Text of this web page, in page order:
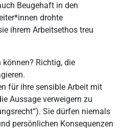
Beugehaft in den
drohte
ihrem Arbeitsethos treu
Richtig, die
für ihre sensible Arbeit mit
Aussage verweigern zu
Sie dürfen niemals
persönlichen Konsequenzen